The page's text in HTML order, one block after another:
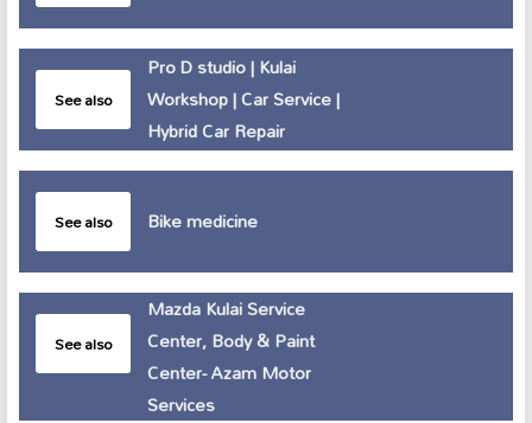
See also
Pro D studio | Kulai
Workshop | Car Service |
Hybrid Car Repair
See also Bike medicine
See also
Mazda Kulai Service
Center, Body & Paint
Center- Azam Motor
Services